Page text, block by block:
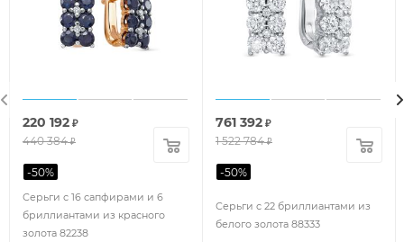
Серьги с 16 сапфирами и 6
бриллиантами из красного
золота 82238
220 192 ₽
440 384₽
-50%
Серьги с 22 бриллиантами из
белого золота 88333
761 392 ₽
1 522 784₽
-50%